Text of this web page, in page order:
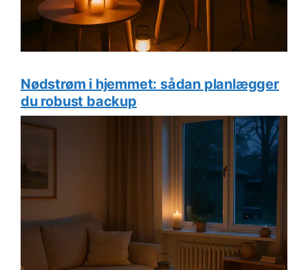
Nødstrøm i hjemmet: sådan planlægger
du robust backup